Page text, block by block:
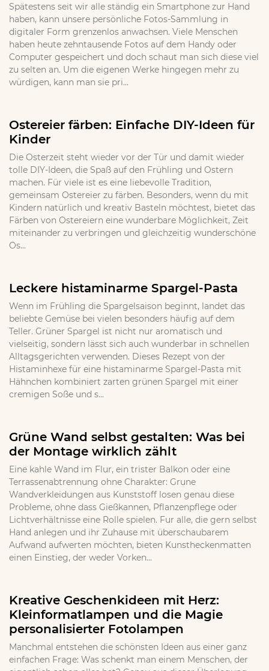
Spätestens seit wir alle ständig ein Smartphone zur Hand
haben, kann unsere persönliche Fotos-Sammlung in
digitaler Form grenzenlos anwachsen. Viele Menschen
haben heute zehntausende Fotos auf dem Handy oder
Computer gespeichert und doch schaut man sich diese viel
zu selten an. Um die eigenen Werke hingegen mehr zu
würdigen, kann man sie pri...
Ostereier färben: Einfache DIY-Ideen für
Kinder
Die Osterzeit steht wieder vor der Tür und damit wieder
tolle DIY-Ideen, die Spaß auf den Frühling und Ostern
machen. Für viele ist es eine liebevolle Tradition,
gemeinsam Ostereier zu färben. Besonders, wenn du mit
Kindern natürlich und kreativ Basteln möchtest, bietet das
Färben von Ostereiern eine wunderbare Möglichkeit, Zeit
miteinander zu verbringen und gleichzeitig wunderschöne
Os...
Leckere histaminarme Spargel-Pasta
Wenn im Frühling die Spargelsaison beginnt, landet das
beliebte Gemüse bei vielen besonders häufig auf dem
Teller. Grüner Spargel ist nicht nur aromatisch und
vielseitig, sondern lässt sich auch wunderbar in schnellen
Alltagsgerichten verwenden. Dieses Rezept von der
Histaminhexe für eine histaminarme Spargel-Pasta mit
Hähnchen kombiniert zarten grünen Spargel mit einer
cremigen Soße und s...
Grüne Wand selbst gestalten: Was bei
der Montage wirklich zählt
Eine kahle Wand im Flur, ein trister Balkon oder eine
Terrassenabtrennung ohne Charakter: Grune
Wandverkleidungen aus Kunststoff losen genau diese
Probleme, ohne dass Gießkannen, Pflanzenpflege oder
Lichtverhältnisse eine Rolle spielen. Fur alle, die gern selbst
Hand anlegen und ihr Zuhause mit überschaubarem
Aufwand aufwerten möchten, bieten Kunstheckenmatten
einen Einstieg, der weder Vorken...
Kreative Geschenkideen mit Herz:
Kleinformatlampen und die Magie
personalisierter Fotolampen
Manchmal entstehen die schönsten Ideen aus einer ganz
einfachen Frage: Was schenkt man einem Menschen, der